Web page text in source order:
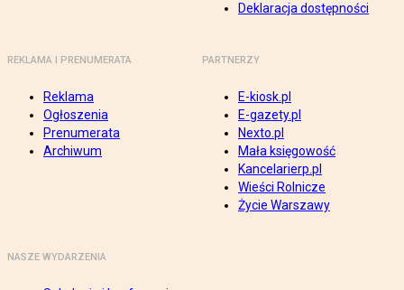
Deklaracja dostępności
REKLAMA I PRENUMERATA
Reklama
Ogłoszenia
Prenumerata
Archiwum
PARTNERZY
E-kiosk.pl
E-gazety.pl
Nexto.pl
Mała księgowość
Kancelarierp.pl
Wieści Rolnicze
Życie Warszawy
NASZE WYDARZENIA